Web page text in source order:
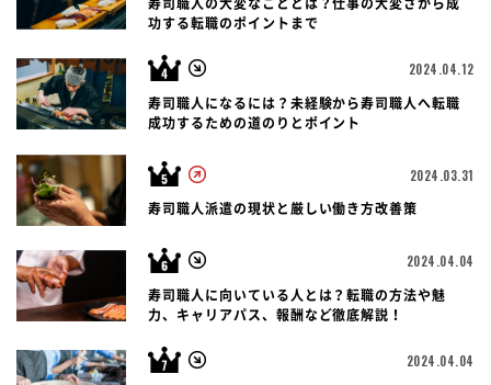
寿司職人の大変なこととは？仕事の大変さから成
功する転職のポイントまで
2024.04.12
寿司職人になるには？未経験から寿司職人へ転職
成功するための道のりとポイント
2024.03.31
寿司職人派遣の現状と厳しい働き方改善策
2024.04.04
寿司職人に向いている人とは？転職の方法や魅
力、キャリアパス、報酬など徹底解説！
2024.04.04